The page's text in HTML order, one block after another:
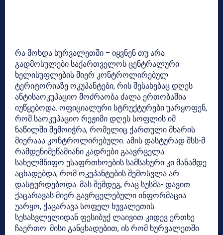
რა მოხდა ხურვალეთში – იყვნენ თუ არა
გადმოსულები საქართველოს ცენტრალური
ხელისუფლების მიერ კონტროლირებულ
ტერიტორიაზე ოკუპანტები, რის შესახებაც დღეს
ანტისაოკუპაციო მოძრაობა ძალა ერთობაშია
იუწყებოდა. ოფიციალური სტრუქტურები უარყოფენ,
რომ საოკუპაციო რეჟიმი დღეს სოფლის იმ
ნაწილში შემოიჭრა, რომელიც ქართული მხარის
მიერააა კონტროლირებული. ამის დასტურად შსს-მ
რამდენიმეწამიანი კადრები გაავრცელა.
სახელმწიფო უსაფრთხოების სამსახური კი მანამდე
აცხადებდა, რომ ოკუპანტების შემოსვლა არ
დასტურდებოდა. მას შემდეგ, რაც სუსმა- დავით
ქაცარავას მიერ გავრცელებული ინფორმაცია
უარყო, ქაცარავა სოფელ ხუვალეთის
სესასვლელიდან ფესიბუქ ლაივით კიდევ ერთხე
ჩაერთო. მისი განცხადებით, ის რომ ხურვალეთში